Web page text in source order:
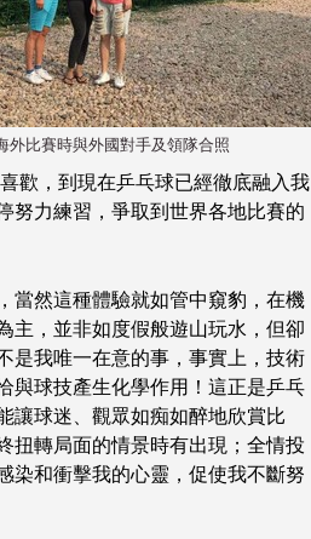
外比賽時與外國對手及領隊合照
歡，到現在乒乓球已經徹底融入我
努力練習，爭取到世界各地比賽的
當然這種體驗就如管中窺豹，在機
主，並非如度假般遊山玩水，但卻
是我唯一在意的事，事實上，技術
與球技產生化學作用！這正是乒乓
讓球迷、觀眾如痴如醉地欣賞比
扭轉局面的情景時有出現；全情投
和衝擊我的心靈，促使我不斷努